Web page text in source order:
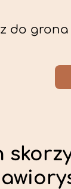
do